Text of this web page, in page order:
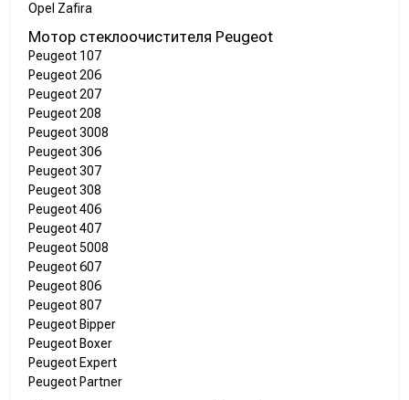
Opel Zafira
Мотор стеклоочистителя Peugeot
Peugeot 107
Peugeot 206
Peugeot 207
Peugeot 208
Peugeot 3008
Peugeot 306
Peugeot 307
Peugeot 308
Peugeot 406
Peugeot 407
Peugeot 5008
Peugeot 607
Peugeot 806
Peugeot 807
Peugeot Bipper
Peugeot Boxer
Peugeot Expert
Peugeot Partner